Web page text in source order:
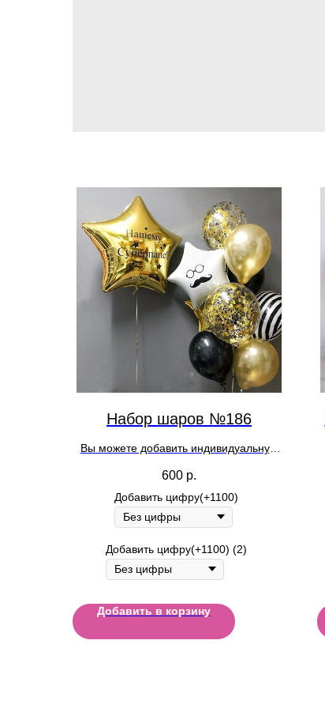
Набор шаров №186
Вы можете добавить индивидуальную
600 р.
Добавить цифру(+1100)
Добавить цифру(+1100) (2)
Добавить в корзину